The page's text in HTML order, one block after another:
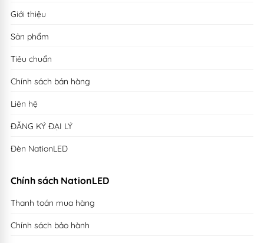
Giới thiệu
Sản phẩm
Tiêu chuẩn
Chính sách bán hàng
Liên hệ
ĐĂNG KÝ ĐẠI LÝ
Đèn NationLED
Chính sách NationLED
Thanh toán mua hàng
Chính sách bảo hành